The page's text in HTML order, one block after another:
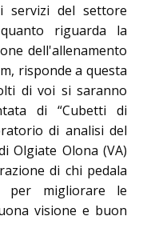
servizi del settore
riguarda la
dell'allenamento
risponde a questa
di voi si saranno
di “Cubetti di
di analisi del
Olgiate Olona (VA)
di chi pedala
per migliorare le
visione e buon